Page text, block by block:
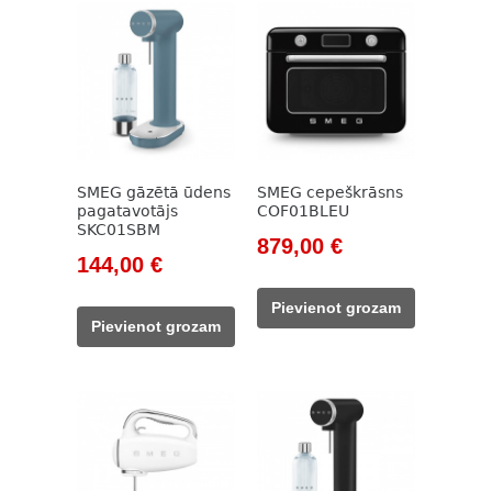
SMEG gāzētā ūdens
pagatavotājs
SKC01SBM
Original
was:
164,00 €.
144,00 €Current
144,00 €.
Pievienot grozam
SMEG cepeškrāsns
COF01BLEU
Original
was:
999,00 €.
879,00 €Current
879,00 €.
Pievienot grozam